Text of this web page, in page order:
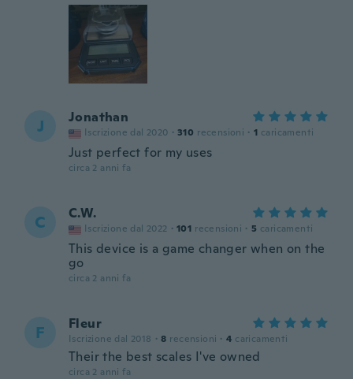
J Jonathan
Iscrizione dal 2020 · 310 recensioni · 1 caricamenti
Just perfect for my uses
circa 2 anni fa
C C.W.
Iscrizione dal 2022 · 101 recensioni · 5 caricamenti
This device is a game changer when on the
go
circa 2 anni fa
F Fleur
Iscrizione dal 2018 · 8 recensioni · 4 caricamenti
Their the best scales I've owned
circa 2 anni fa